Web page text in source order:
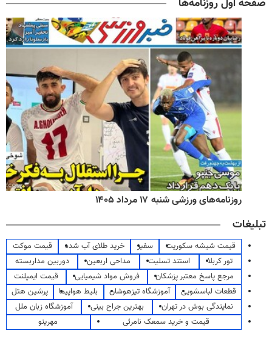
صفحه اول روزنامه‌ها
روزنامه‌های ورزشی شنبه ۱۷ مرداد ۱۴۰۵
تبلیغات
قیمت شیشه سکوریت سفیر خرید طلای آب شده
قیمت موکت
تور کربلا
استند تسلیت مداحی اربعین
دوربین مداربسته
مرجع پاسخ معتبر پزشکان
فروش مواد شیمیایی
قیمت ایمپلنت
قطعات لباسشویی
آموزشگاه تیزهوشان بلیط هواپیما
پرشین هتل
نمایندگی بوش در تهران
بهترین جراح بینی
آموزشگاه زبان ملل
قیمت و خرید سمعک نامرئی
مهرینو